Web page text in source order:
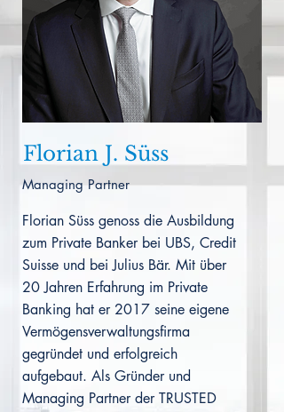
Florian J. Süss
Managing Partner
Florian Süss genoss die Ausbildung
zum Private Banker bei UBS, Credit
Suisse und bei Julius Bär. Mit über
20 Jahren Erfahrung im Private
Banking hat er 2017 seine eigene
Vermögensverwaltungsfirma
gegründet und erfolgreich
aufgebaut. Als Gründer und
Managing Partner der TRUSTED